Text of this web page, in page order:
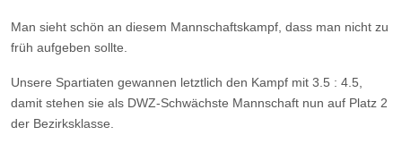
Man sieht schön an diesem Mannschaftskampf, dass man nicht zu
früh aufgeben sollte.
Unsere Spartiaten gewannen letztlich den Kampf mit 3.5 : 4.5,
damit stehen sie als DWZ-Schwächste Mannschaft nun auf Platz 2
der Bezirksklasse.